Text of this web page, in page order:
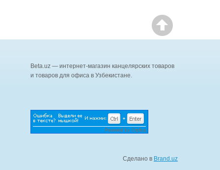
Beta.uz — интернет-магазин канцелярских товаров
и товаров для офиса в Узбекистане.
Сделано в Brand.uz